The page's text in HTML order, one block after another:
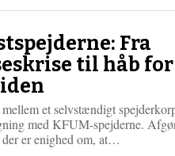
Fra
til håb for
et selvstændigt
med KFUM-spejderne.
er enighed om, at…